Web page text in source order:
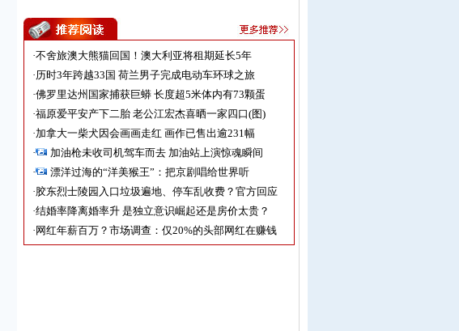
·不舍旅澳大熊猫回国！澳大利亚将租期延长5年
·历时3年跨越33国 荷兰男子完成电动车环球之旅
·佛罗里达州国家捕获巨蟒 长度超5米体内有73颗蛋
·福原爱平安产下二胎 老公江宏杰喜晒一家四口(图)
·加拿大一柴犬因会画画走红 画作已售出逾231幅
·
加油枪未收司机驾车而去 加油站上演惊魂瞬间
·
漂洋过海的“洋美猴王”：把京剧唱给世界听
·胶东烈士陵园入口垃圾遍地、停车乱收费？官方回应
·结婚率降离婚率升 是独立意识崛起还是房价太贵？
· 网红年薪百万？市场调查：仅20%的头部网红在赚钱